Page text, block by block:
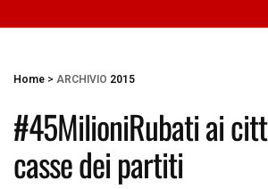
Home > ARCHIVIO 2015
#45MilioniRubati ai
casse dei partiti